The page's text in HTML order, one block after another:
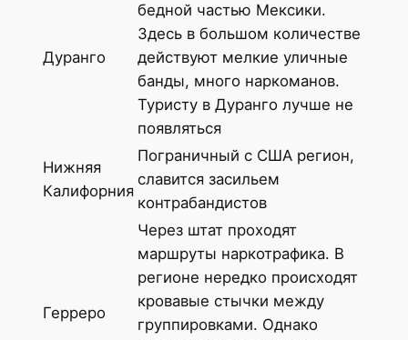
Дуранго
бедной частью Мексики.
Здесь в большом количестве
действуют мелкие уличные
банды, много наркоманов.
Туристу в Дуранго лучше не
появляться
Нижняя
Калифорния
Пограничный с США регион,
славится засильем
контрабандистов
Герреро
Через штат проходят
маршруты наркотрафика. В
регионе нередко происходят
кровавые стычки между
группировками. Однако